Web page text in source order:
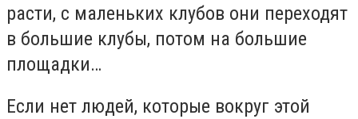
расти, с маленьких клубов они переходят
в большие клубы, потом на большие
площадки…
Если нет людей, которые вокруг этой